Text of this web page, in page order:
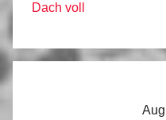
Dach voll